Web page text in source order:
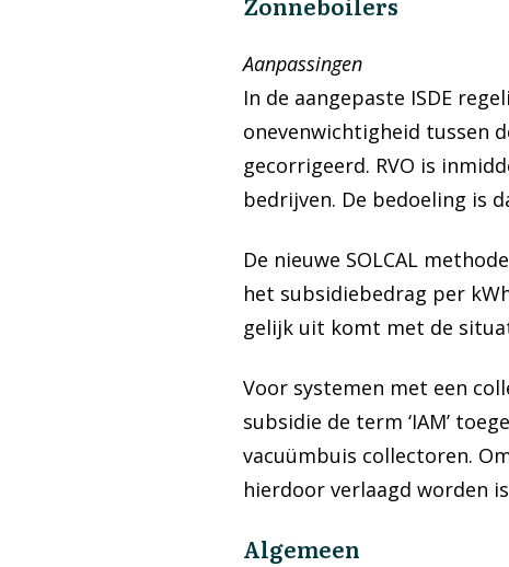
Aanpassingen
In de aangepaste ISDE
onevenwichtigheid tussen
gecorrigeerd. RVO is
bedrijven. De bedoeling is
De nieuwe SOLCAL
het subsidiebedrag per
gelijk uit komt met de
Voor systemen met een
subsidie de term ‘IAM’
vacuümbuis collectoren.
hierdoor verlaagd worden
Algemeen